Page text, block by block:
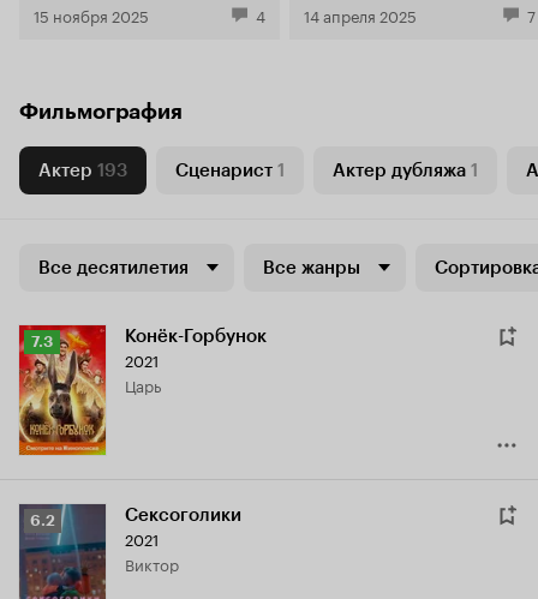
15 ноября 2025 4 14 апреля 2025 7
Фильмография
Актер 193 Сценарист 1 Актер дубляжа 1
Все десятилетия Все жанры
Рейтинг
Кинопоиска
7.3
7.3 Конёк-Горбунок
2021
царь
Рейтинг
Кинопоиска
6.2
6.2 Сексоголики
2021
Виктор